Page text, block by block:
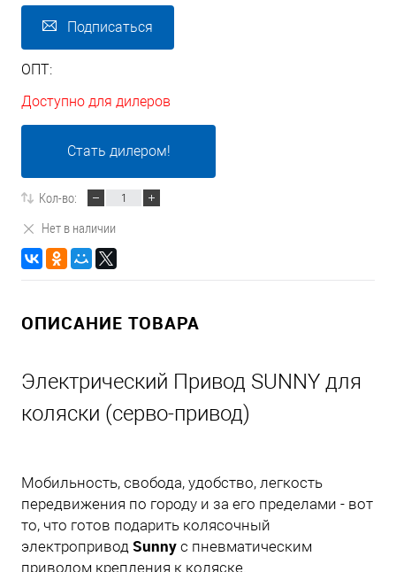
Подписаться
ОПТ:
Доступно для дилеров
Стать дилером!
Кол-во:
Нет в наличии
ОПИСАНИЕ ТОВАРА
Электрический Привод SUNNY для
коляски (серво-привод)
Мобильность, свобода, удобство, легкость
передвижения по городу и за его пределами - вот
то, что готов подарить колясочный
электропривод Sunny с пневматическим
приводом крепления к коляске.